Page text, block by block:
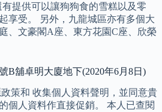
有提供可以讓狗狗食的雪糕以及零
享受。 另外，九龍城區亦有多個大
、文豪閣A座、東方花園C座、欣榮
B舖卓明大廈地下(2020年6月8日)
策和 收集個人資料聲明，並同意貴
個人資料作直接促銷。 本人已查閱